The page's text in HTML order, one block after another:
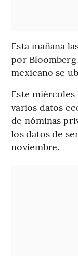
Esta mañana
por
mexicano se
Este miércoles
varios datos
de nóminas
los datos de
noviembre.